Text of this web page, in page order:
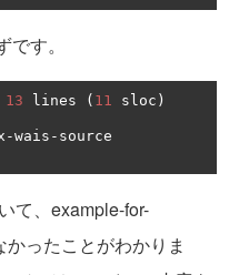
す。
13 lines ( 11 sloc )
-wais - source
て、example-for-
ったことがわかりま